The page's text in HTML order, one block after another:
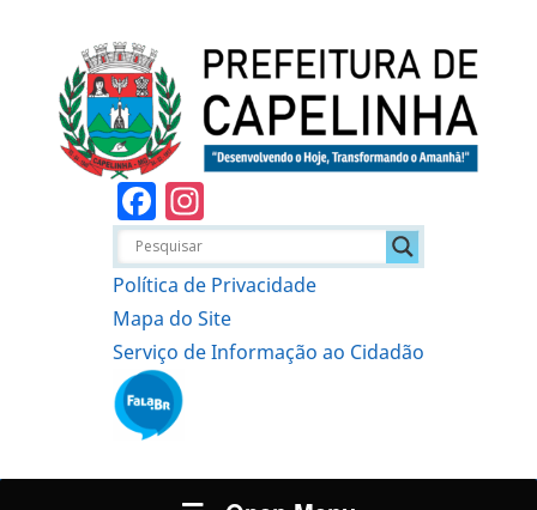
Facebook
Política de Privacidade
Mapa do Site
Serviço de Informação ao Cidadão